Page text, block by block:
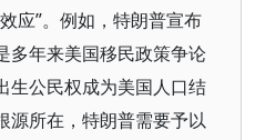
应”。例如，特朗普宣布
多年来美国移民政策争论
生公民权成为美国人口结
源所在，特朗普需要予以